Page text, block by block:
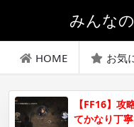
みんな
HOME お気
【FF16】攻
てかなり丁